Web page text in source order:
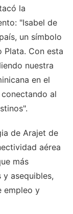
la
"Isabel de
un símbolo
Con esta
nuestra
en el
al
de Arajet de
aérea
más
asequibles,
empleo y